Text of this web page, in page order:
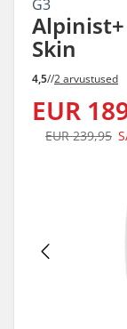
G3
Skin
4,5//2 arvustused
EUR
EUR 239,95